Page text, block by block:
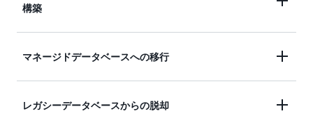
構築
高可用性、スループット、ストレージのスケー
さまざまなアプリケーションの使用パターンに
マネージドデータベースへの移行
Amazon RDS を使用すれば、時間がかかり、複
レガシーデータベースからの脱却